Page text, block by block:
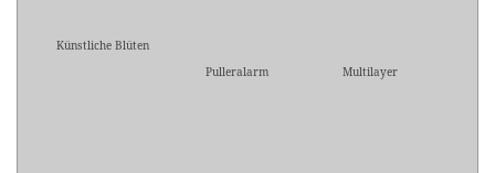
Künstliche Blüten
Pulleralarm
Multilayer